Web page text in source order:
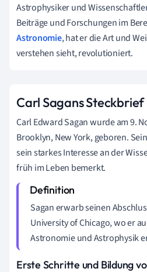
Astrophysiker und
Beiträge und Forschungen im
Astronomie, hat er die Art und
verstehen sieht, revolutioniert.
Carl Sagans
Carl Edward Sagan wurde am 9.
Brooklyn, New York, geboren.
sein starkes Interesse an der
früh im Leben bemerkt.
Sagan erwarb seinen
University of Chicago, wo er
Astronomie und Astrophysik
Erste Schritte und Bildung